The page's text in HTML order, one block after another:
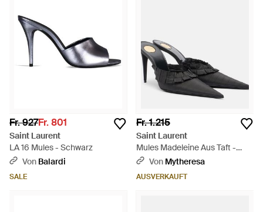
Fr. 927Fr. 801
Saint Laurent
LA 16 Mules - Schwarz
Von Balardi
SALE
Fr. 1.215
Saint Laurent
Mules Madeleine Aus Taft -
Schwarz
Von Mytheresa
AUSVERKAUFT